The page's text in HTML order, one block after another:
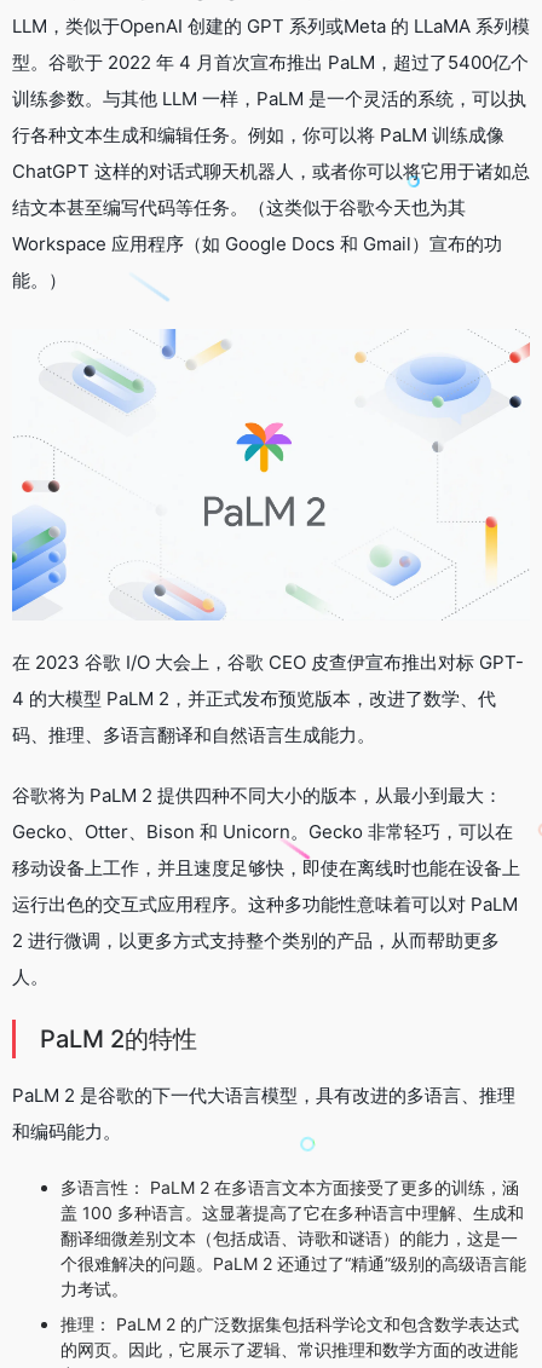
LLM，类似于OpenAI 创建的 GPT 系列或Meta 的 LLaMA 系列模
型。谷歌于 2022 年 4 月首次宣布推出 PaLM，超过了5400亿个
训练参数。与其他 LLM 一样，PaLM 是一个灵活的系统，可以执
行各种文本生成和编辑任务。例如，你可以将 PaLM 训练成像
ChatGPT 这样的对话式聊天机器人，或者你可以将它用于诸如总
结文本甚至编写代码等任务。（这类似于谷歌今天也为其
Workspace 应用程序（如 Google Docs 和 Gmail）宣布的功
能。）
在 2023 谷歌 I/O 大会上，谷歌 CEO 皮查伊宣布推出对标 GPT-
4 的大模型 PaLM 2，并正式发布预览版本，改进了数学、代
码、推理、多语言翻译和自然语言生成能力。
谷歌将为 PaLM 2 提供四种不同大小的版本，从最小到最大：
Gecko、Otter、Bison 和 Unicorn。Gecko 非常轻巧，可以在
移动设备上工作，并且速度足够快，即使在离线时也能在设备上
运行出色的交互式应用程序。这种多功能性意味着可以对 PaLM
2 进行微调，以更多方式支持整个类别的产品，从而帮助更多
人。
PaLM 2的特性
PaLM 2 是谷歌的下一代大语言模型，具有改进的多语言、推理
和编码能力。
多语言性： PaLM 2 在多语言文本方面接受了更多的训练，涵
盖 100 多种语言。这显著提高了它在多种语言中理解、生成和
翻译细微差别文本（包括成语、诗歌和谜语）的能力，这是一
个很难解决的问题。PaLM 2 还通过了“精通”级别的高级语言能
力考试。
推理： PaLM 2 的广泛数据集包括科学论文和包含数学表达式
的网页。因此，它展示了逻辑、常识推理和数学方面的改进能